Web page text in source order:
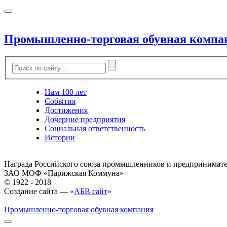
Промышленно-торговая обувная
Нам 100 лет
События
Достижения
Дочерние предприятия
Социальная ответственность
Истории
Награда Российского союза промышленников и
ЗАО МОФ «Парижская Коммуна»
© 1922 - 2018
Создание сайта — «АБВ сайт»
Промышленно-торговая обувная компания